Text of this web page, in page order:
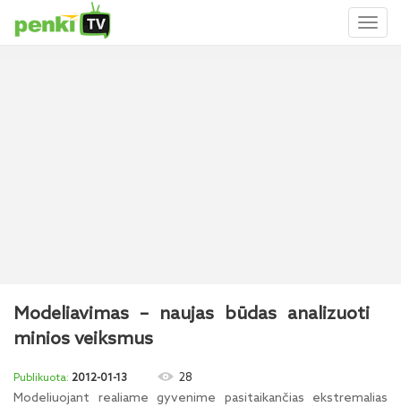
Modeliavimas – naujas būdas analizuoti
minios veiksmus
2012-01-13 28
Modeliuojant realiame gyvenime pasitaikančias ekstremalias